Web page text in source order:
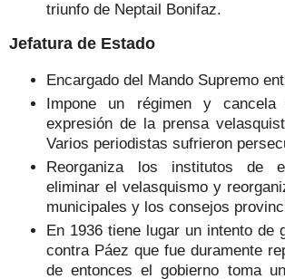
triunfo de Neptail Bonifaz.
Jefatura de Estado
Encargado del Mando Supremo
Impone un régimen y
expresión de la prensa
Varios periodistas sufrieron
Reorganiza los institutos de
eliminar el velasquismo y
municipales y los consejos
En 1936 tiene lugar un intento de
contra Páez que fue duramente
de entonces el gobierno toma